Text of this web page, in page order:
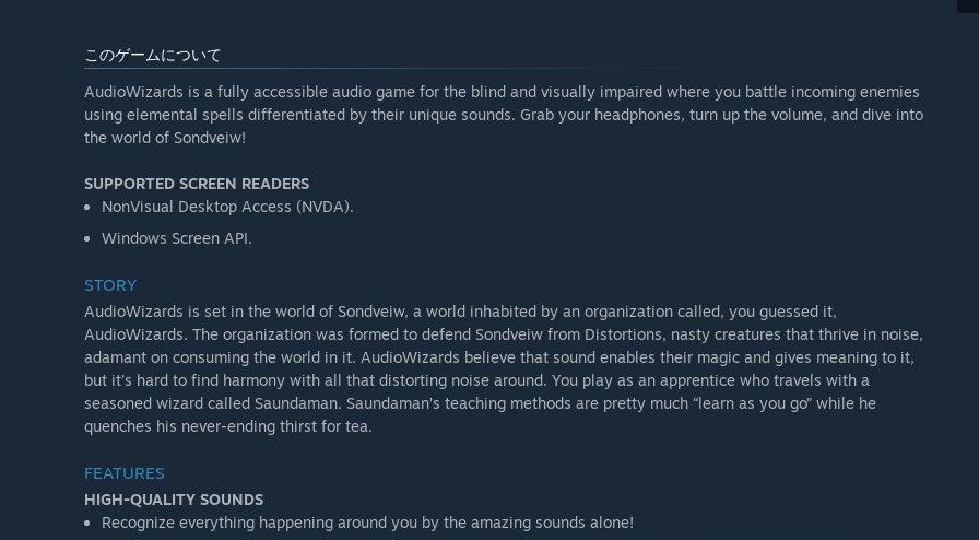
このゲームについて
AudioWizards is a fully accessible audio game for the blind and visually impaired where you battle incoming enemies
using elemental spells differentiated by their unique sounds. Grab your headphones, turn up the volume, and dive into
the world of Sondveiw!
SUPPORTED SCREEN READERS
NonVisual Desktop Access (NVDA).
Windows Screen API.
STORY
AudioWizards is set in the world of Sondveiw, a world inhabited by an organization called, you guessed it,
AudioWizards. The organization was formed to defend Sondveiw from Distortions, nasty creatures that thrive in noise,
adamant on consuming the world in it. AudioWizards believe that sound enables their magic and gives meaning to it,
but it’s hard to find harmony with all that distorting noise around. You play as an apprentice who travels with a
seasoned wizard called Saundaman. Saundaman’s teaching methods are pretty much “learn as you go” while he
quenches his never-ending thirst for tea.
FEATURES
HIGH-QUALITY SOUNDS
Recognize everything happening around you by the amazing sounds alone!